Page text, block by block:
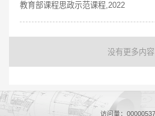
教育部课程思政示范课程,2022
没有更多内容
访问量：